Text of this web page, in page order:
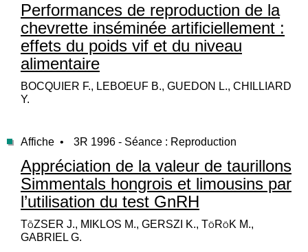
Performances de reproduction de la
chevrette inséminée artificiellement :
effets du poids vif et du niveau
alimentaire
BOCQUIER F., LEBOEUF B., GUEDON L., CHILLIARD
Y.
Affiche • 3R 1996 - Séance : Reproduction
Appréciation de la valeur de taurillons
Simmentals hongrois et limousins par
l’utilisation du test GnRH
TõZSER J., MIKLOS M., GERSZI K., TöRöK M.,
GABRIEL G.